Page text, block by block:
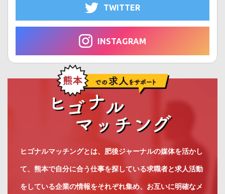
TWITTER
INSTAGRAM
ヒゴナルマッチングとは、肥後ジャーナルの媒体を活かし
て、熊本で自分に合う仕事を探している求職者と求人活動
をしている企業の情報をそれぞれ集め、お互いに明確なメ